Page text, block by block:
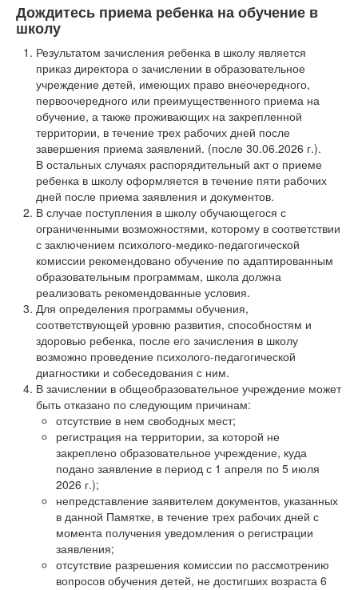
Дождитесь приема ребенка на обучение в
школу
Результатом зачисления ребенка в школу является
приказ директора о зачислении в образовательное
учреждение детей, имеющих право внеочередного,
первоочередного или преимущественного приема на
обучение, а также проживающих на закрепленной
территории, в течение трех рабочих дней после
завершения приема заявлений. (после 30.06.2026 г.).
В остальных случаях распорядительный акт о приеме
ребенка в школу оформляется в течение пяти рабочих
дней после приема заявления и документов.
В случае поступления в школу обучающегося с
ограниченными возможностями, которому в соответствии
с заключением психолого-медико-педагогической
комиссии рекомендовано обучение по адаптированным
образовательным программам, школа должна
реализовать рекомендованные условия.
Для определения программы обучения,
соответствующей уровню развития, способностям и
здоровью ребенка, после его зачисления в школу
возможно проведение психолого-педагогической
диагностики и собеседования с ним.
В зачислении в общеобразовательное учреждение может
быть отказано по следующим причинам:
отсутствие в нем свободных мест;
регистрация на территории, за которой не
закреплено образовательное учреждение, куда
подано заявление в период с 1 апреля по 5 июля
2026 г.);
непредставление заявителем документов, указанных
в данной Памятке, в течение трех рабочих дней с
момента получения уведомления о регистрации
заявления;
отсутствие разрешения комиссии по рассмотрению
вопросов обучения детей, не достигших возраста 6